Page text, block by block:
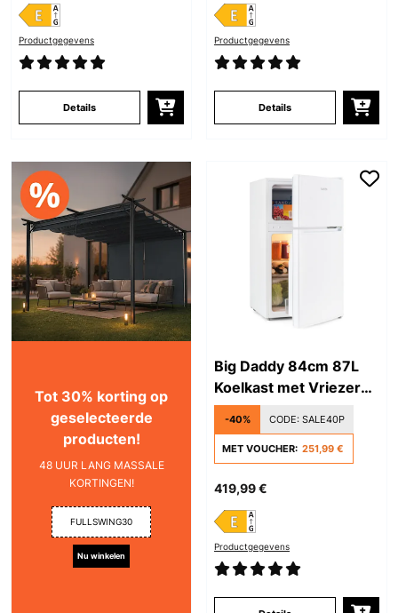
Productgegevens
Details
Productgegevens
Details
Tot 30% korting op
geselecteerde
producten!
48 UUR LANG MASSALE
KORTINGEN!
FULLSWING30
Nu winkelen
Big Daddy 84cm 87L
Koelkast met Vriezer
Wit
-40% CODE: SALE40P
MET VOUCHER: 251,99 €
419,99 €
Productgegevens